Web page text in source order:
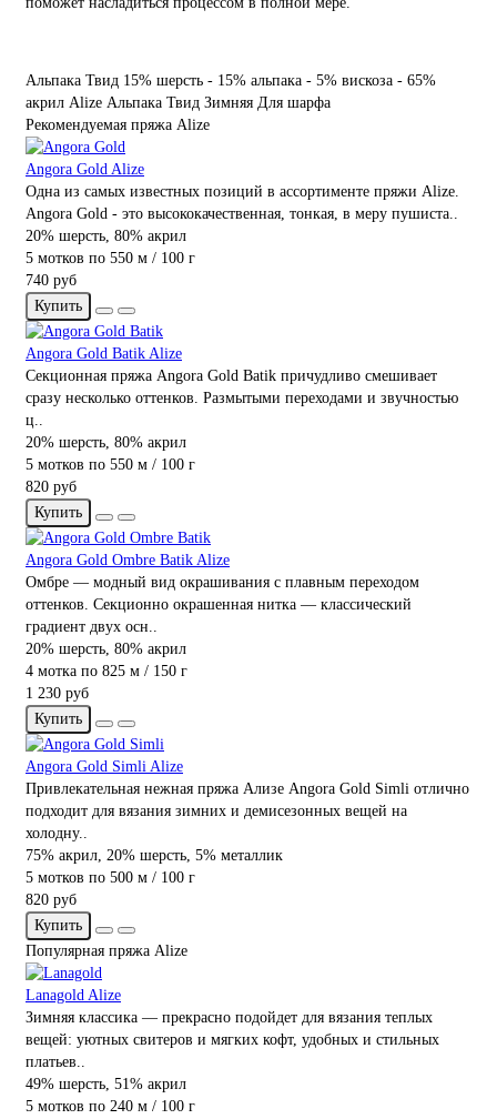
Альпака Твид 15% шерсть - 15% альпака - 5% вискоза - 65%
акрил Alize Альпака Твид Зимняя Для шарфа
Рекомендуемая пряжа Alize
Angora Gold Alize
Одна из самых известных позиций в ассортименте пряжи Alize.
Angora Gold - это высококачественная, тонкая, в меру пушиста..
20% шерсть, 80% акрил
5 мотков по 550 м / 100 г
740 руб
Купить
Angora Gold Batik Alize
Секционная пряжа Angora Gold Batik причудливо смешивает
сразу несколько оттенков. Размытыми переходами и звучностью
ц..
20% шерсть, 80% акрил
5 мотков по 550 м / 100 г
820 руб
Купить
Angora Gold Ombre Batik Alize
Омбре — модный вид окрашивания с плавным переходом
оттенков. Секционно окрашенная нитка — классический
градиент двух осн..
20% шерсть, 80% акрил
4 мотка по 825 м / 150 г
1 230 руб
Купить
Angora Gold Simli Alize
Привлекательная нежная пряжа Ализе Angora Gold Simli отлично
подходит для вязания зимних и демисезонных вещей на
холодну..
75% акрил, 20% шерсть, 5% металлик
5 мотков по 500 м / 100 г
820 руб
Купить
Популярная пряжа Alize
Lanagold Alize
Зимняя классика — прекрасно подойдет для вязания теплых
вещей: уютных свитеров и мягких кофт, удобных и стильных
платьев..
49% шерсть, 51% акрил
5 мотков по 240 м / 100 г